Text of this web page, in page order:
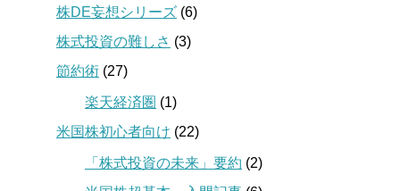
株DE妄想シリーズ (6)
株式投資の難しさ (3)
節約術 (27)
楽天経済圏 (1)
米国株初心者向け (22)
「株式投資の未来」要約 (2)